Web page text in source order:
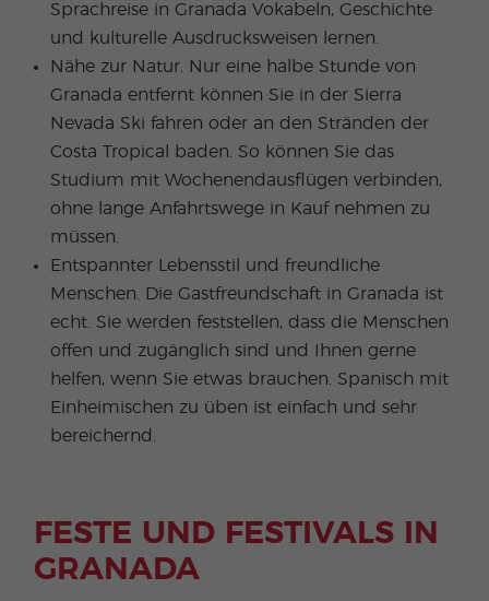
Sprachreise in Granada Vokabeln, Geschichte
und kulturelle Ausdrucksweisen lernen.
Nähe zur Natur. Nur eine halbe Stunde von
Granada entfernt können Sie in der Sierra
Nevada Ski fahren oder an den Stränden der
Costa Tropical baden. So können Sie das
Studium mit Wochenendausflügen verbinden,
ohne lange Anfahrtswege in Kauf nehmen zu
müssen.
Entspannter Lebensstil und freundliche
Menschen. Die Gastfreundschaft in Granada ist
echt. Sie werden feststellen, dass die Menschen
offen und zugänglich sind und Ihnen gerne
helfen, wenn Sie etwas brauchen. Spanisch mit
Einheimischen zu üben ist einfach und sehr
bereichernd.
FESTE UND FESTIVALS IN
GRANADA